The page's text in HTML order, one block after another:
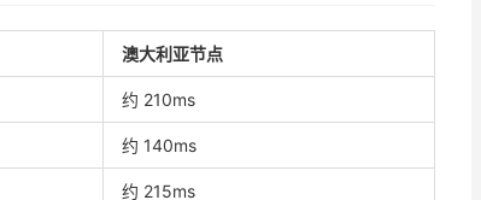
澳大利亚节点
约 210ms
约 140ms
约 215ms